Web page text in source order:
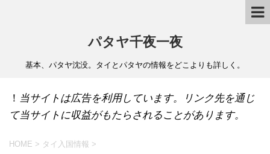
パタヤ千夜一夜
基本、パタヤ沈没。タイとパタヤの情報をどこよりも詳しく。
！ 当サイトは広告を利用しています。リンク先を通じ
て当サイトに収益がもたらされることがあります。
HOME > タイ入国情報 >